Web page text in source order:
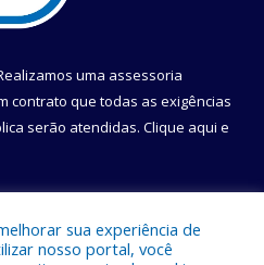
uma assessoria
contrato que todas as exigências
serão atendidas. Clique aqui e
sua experiência de
nosso portal, você